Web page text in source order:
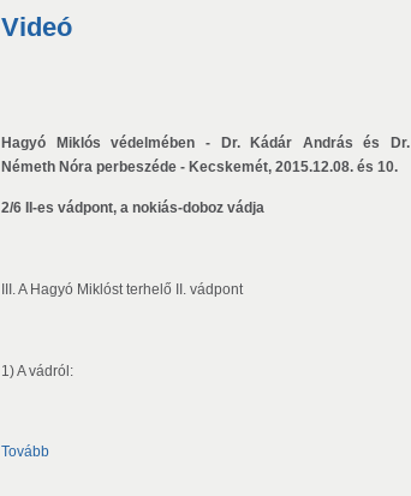
Videó
Hagyó Miklós védelmében - Dr. Kádár András és Dr.
Németh Nóra perbeszéde - Kecskemét, 2015.12.08. és 10.
2/6 II-es vádpont, a nokiás-doboz vádja
III. A Hagyó Miklóst terhelő II. vádpont
1) A vádról:
Tovább